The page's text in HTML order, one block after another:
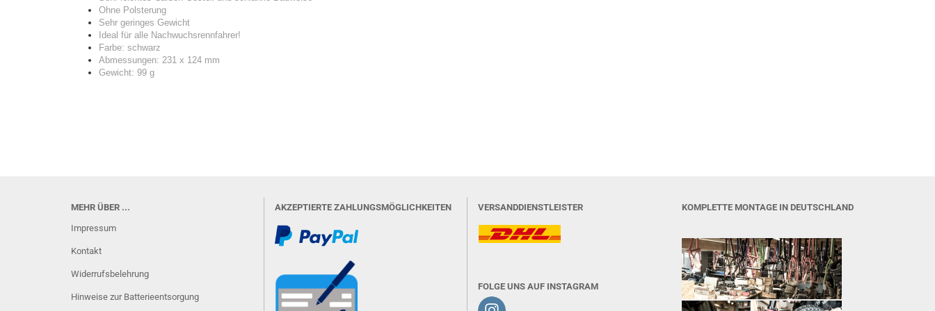
Ohne Polsterung
Sehr geringes Gewicht
Ideal für alle Nachwuchsrennfahrer!
Farbe: schwarz
Abmessungen: 231 x 124 mm
Gewicht: 99 g
MEHR ÜBER ...
Impressum
Kontakt
Widerrufsbelehrung
Hinweise zur Batterieentsorgung
AKZEPTIERTE ZAHLUNGSMÖGLICHKEITEN VERSANDDIENSTLEISTER
FOLGE UNS AUF INSTAGRAM
KOMPLETTE MONTAGE IN DEUTSCHLAND